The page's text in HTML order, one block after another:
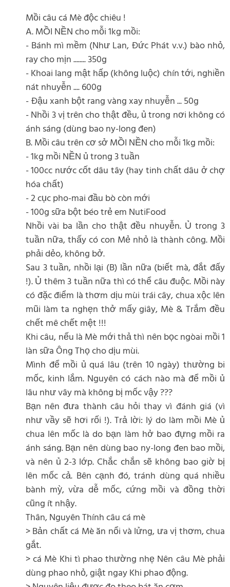
Mồi câu cá Mè độc chiêu !
A. MỒI NỀN cho mỗi 1kg mồi:
- Bánh mì mềm (Như Lan, Đức Phát v.v.) bào nhỏ,
ray cho mịn ........ 350g
- Khoai lang mật hấp (không luộc) chín tới, nghiền
nát nhuyễn .... 600g
- Đậu xanh bột rang vàng xay nhuyễn ... 50g
- Nhồi 3 vị trên cho thật đều, ủ trong nơi không có
ánh sáng (dùng bao ny-long đen)
B. Mồi câu trên cơ sở MỒI NỀN cho mỗi 1kg mồi:
- 1kg mồi NỀN ủ trong 3 tuần
- 100cc nước cốt dâu tây (hay tinh chất dâu ở chợ
hóa chất)
- 2 cục pho-mai đầu bò còn mới
- 100g sữa bột béo trẻ em NutiFood
Nhồi vài ba lần cho thật đều nhuyễn. Ủ trong 3
tuần nữa, thấy có con Mẻ nhỏ là thành công. Mồi
phải dẻo, không bở.
Sau 3 tuần, nhồi lại (B) lần nữa (biết mà, đắt đấy
!). Ủ thêm 3 tuần nữa thì có thể câu đuộc. Mồi này
có đặc điểm là thơm dịu mùi trái cây, chua xộc lên
mũi làm ta nghẹn thở mấy giây, Mè & Trắm đều
chết mê chết mệt !!!
Khi câu, nếu là Mè mới thả thì nên bọc ngòai mồi 1
làn sữa Ông Thọ cho dịu mùi.
Mình để mồi ủ quá lâu (trên 10 ngày) thường bi
mốc, kinh lắm. Nguyên có cách nào mà để mồi ủ
lâu như vây mà không bị mốc vậy ???
Bạn nên đưa thành câu hỏi thay vì đánh giá (vì
như vầy sẽ hơi rối !). Trả lời: lý do làm mồi Mè ủ
chua lên mốc là do bạn làm hở bao đựng mồi ra
ánh sáng. Bạn nên dùng bao ny-long đen bao mồi,
và nên ủ 2-3 lớp. Chắc chắn sẽ không bao giờ bị
lên mốc cả. Bên cạnh đó, tránh dùng quá nhiều
bành mỳ, vừa dễ mốc, cứng mồi và đồng thời
cũng ít nhậy.
Thân, Nguyên Thính câu cá mè
> Bản chất cá Mè ăn nổi và lửng, ưa vị thơm, chua
gắt.
> cá Mè Khi tì phao thường nhẹ Nên câu Mè phải
dùng phao nhỏ, giật ngay Khi phao động.